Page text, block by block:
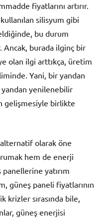
fiyatlarını artırır.
silisyum gibi
bu durum
Ancak, burada ilginç bir
olan ilgi arttıkça, üretim
Yani, bir yandan
yandan yenilenebilir
gelişmesiyle birlikte
olarak öne
hem de enerji
yatırım
güneş paneli fiyatlarının
krizler sırasında bile,
güneş enerjisi